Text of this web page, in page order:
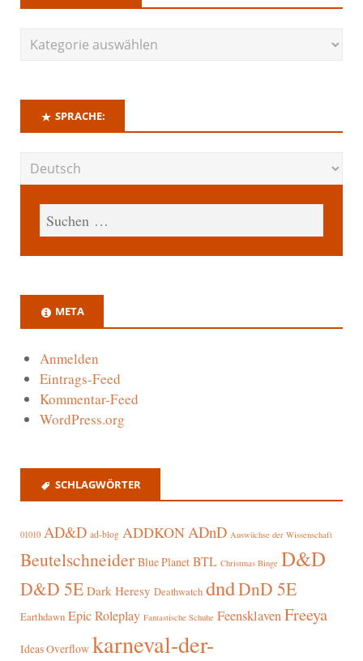
SPRACHE:
META
Anmelden
Eintrags-Feed
Kommentar-Feed
WordPress.org
SCHLAGWÖRTER
01010 AD&D ad-blog ADDKONADnD Auswüchse der Wissenschaft
Beutelschneider Blue Planet BTL Christmas Binge D&D
D&D 5E Dark Heresy Deathwatch dndDnD 5E
Earthdawn Epic Roleplay Fantastische Schuhe FeensklavenFreeya
Ideas Overflow karneval-der-